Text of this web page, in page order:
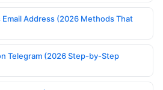
Address (2026 Methods That
Telegram (2026 Step-by-Step